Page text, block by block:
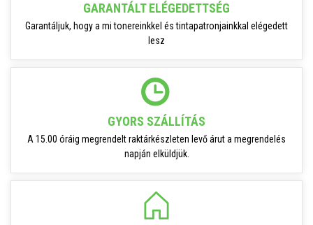
GARANTÁLT ELÉGEDETTSÉG
Garantáljuk, hogy a mi tonereinkkel és tintapatronjainkkal elégedett
lesz
GYORS SZÁLLÍTÁS
A 15.00 óráig megrendelt raktárkészleten levő árut a megrendelés
napján elküldjük.